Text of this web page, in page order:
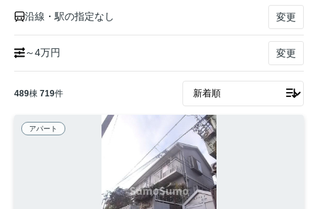
沿線・駅の指定なし 変更
～4万円 変更
489棟 719件
アパート